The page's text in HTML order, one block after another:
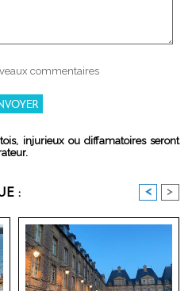
commentaires
injurieux ou diffamatoires seront
: < >